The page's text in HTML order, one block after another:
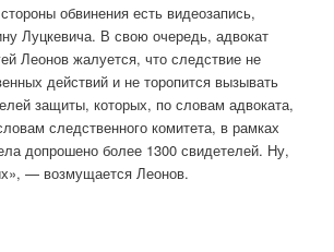
обвинения есть видеозапись,
Луцкевича. В свою очередь, адвокат
Леонов жалуется, что следствие не
действий и не торопится вызывать
защиты, которых, по словам адвоката,
следственного комитета, в рамках
допрошено более 1300 свидетелей. Ну,
— возмущается Леонов.